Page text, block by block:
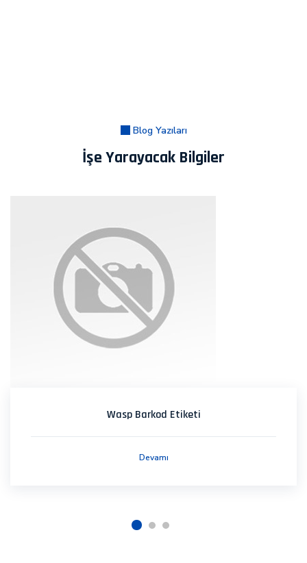
Blog Yazıları
İşe Yarayacak Bilgiler
Wasp Barkod Etiketi
Devamı